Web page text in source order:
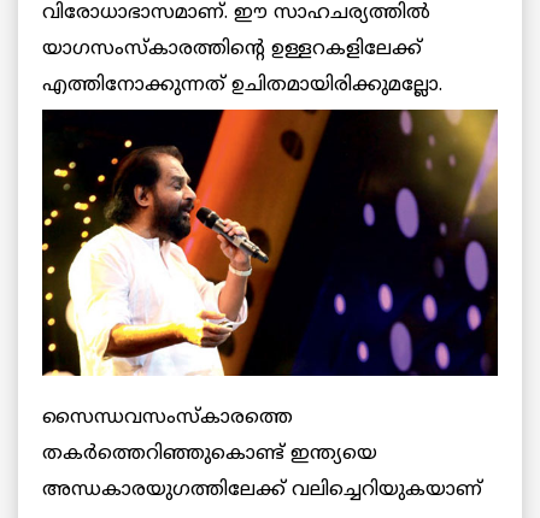
വിരോധാഭാസമാണ്. ഈ സാഹചര്യത്തില്‍
യാഗസംസ്‌കാരത്തിന്റെ ഉള്ളറകളിലേക്ക്
എത്തിനോക്കുന്നത് ഉചിതമായിരിക്കുമല്ലോ.
സൈന്ധവസംസ്‌കാരത്തെ
തകര്‍ത്തെറിഞ്ഞുകൊണ്ട് ഇന്ത്യയെ
അന്ധകാരയുഗത്തിലേക്ക് വലിച്ചെറിയുകയാണ്